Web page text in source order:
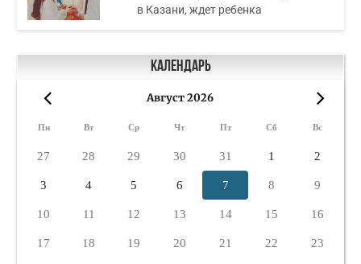
в Казани, ждет ребенка
Календарь
Август 2026
Пн Вт Ср Чт Пт Сб Вс
27 28 29 30 31 1 2
3 4 5 6 7 8 9
10 11 12 13 14 15 16
17 18 19 20 21 22 23